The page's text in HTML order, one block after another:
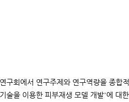
구회에서 연구주제와 연구역량을 종합
술을 이용한 피부재생 모델 개발'에 대